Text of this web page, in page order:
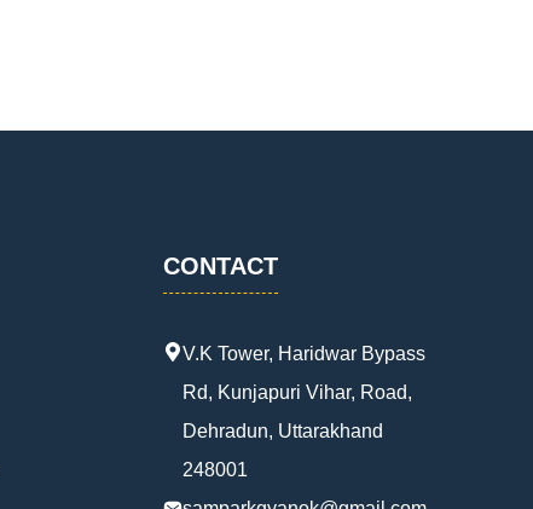
CONTACT
V.K Tower, Haridwar Bypass
Rd, Kunjapuri Vihar, Road,
Dehradun, Uttarakhand
248001